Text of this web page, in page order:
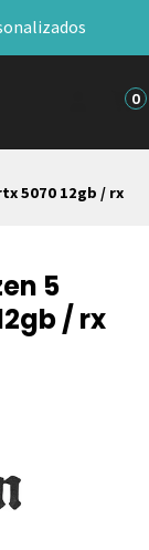
0
5070 12gb / rx
5
/ rx